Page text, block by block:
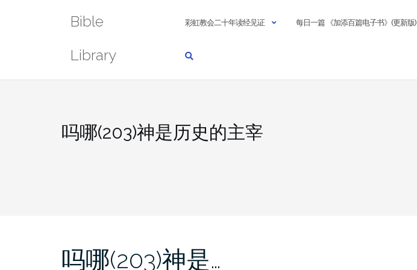
Bible
Library
彩虹教会二十年读经见证 每日一篇 《加添百篇电子书》(更新版)
吗哪(203)神是历史的主宰
吗哪(203)神是…